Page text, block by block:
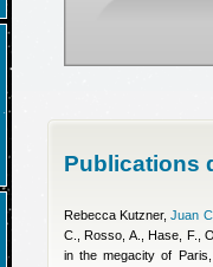
Publications
Rebecca Kutzner,Juan
C., Rosso, A., Hase, F.,
in the megacity of